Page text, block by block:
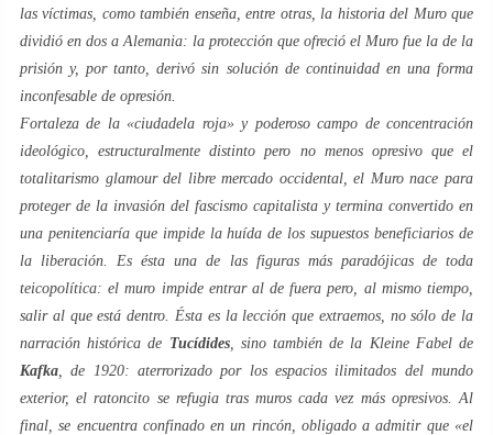
las víctimas, como también enseña, entre otras, la historia del Muro que
dividió en dos a Alemania: la protección que ofreció el Muro fue la de la
prisión y, por tanto, derivó sin solución de continuidad en una forma
inconfesable de opresión.
Fortaleza de la «ciudadela roja» y poderoso campo de concentración
ideológico, estructuralmente distinto pero no menos opresivo que el
totalitarismo glamourdel libre mercado occidental,el Muronace para
proteger de la invasión del fascismo capitalista y termina convertido en
una penitenciaría que impide la huída de los supuestos beneficiarios de
la liberación . Es ésta una de las figuras más paradójicas de toda
teicopolítica: el muro impide entrar al de fuera pero, al mismo tiempo,
salir al que está dentro. Ésta es la lección que extraemos, no sólo de la
narración histórica de Tucídides, sino también de la Kleine Fabelde
Kafka , de 1920: aterrorizado por los espacios ilimitados del mundo
exterior, el ratoncito se refugia tras muros cada vez más opresivos. Al
final, se encuentra confinado en un rincón, obligado a admitir que «el